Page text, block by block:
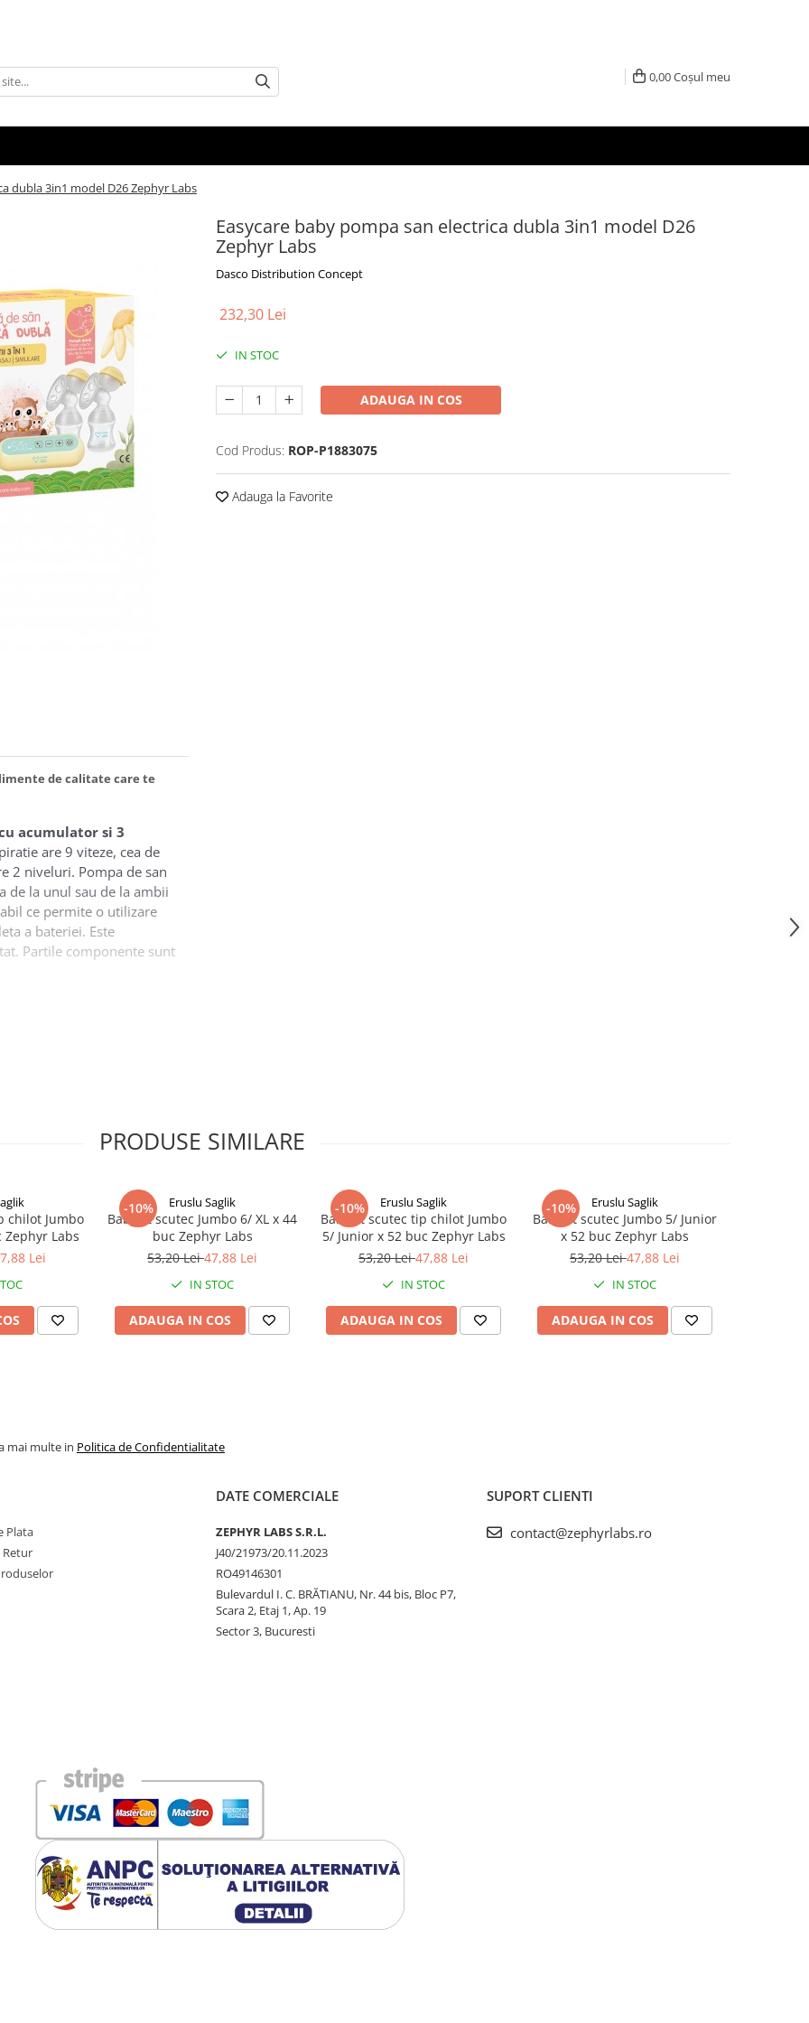
0,00Coșul meu
dubla 3in1 model D26 Zephyr Labs
Easycare baby pompa san electrica dubla 3in1 model D26
Zephyr Labs
Dasco Distribution Concept
232,30 Lei
IN STOC
ADAUGA IN COS
Cod Produs: ROP-P1883075
Adauga la Favorite
de calitate care te
acumulator si 3
are 9 viteze, cea de
2 niveluri. Pompa de san
de la unul sau de la ambii
ce permite o utilizare
a bateriei. Este
Partile componente sunt
san in biberon. O
utilizarii pompei ajuta in
de san electrica
PRODUSE SIMILARE
chilot Jumbo
Labs
Lei
-10% Eruslu Saglik
BabyFit scutec Jumbo 6/ XL x 44
buc Zephyr Labs
53,20 Lei47,88 Lei
IN STOC
ADAUGA IN COS
-10% Eruslu Saglik
BabyFit scutec tip chilot Jumbo
5/ Junior x 52 buc Zephyr Labs
53,20 Lei47,88 Lei
IN STOC
ADAUGA IN COS
-10% Eruslu Saglik
BabyFit scutec Jumbo 5/ Junior
x 52 buc Zephyr Labs
53,20 Lei47,88 Lei
IN STOC
ADAUGA IN COS
mai multe in Politica de Confidentialitate
Plata
Retur
DATE COMERCIALE
ZEPHYR LABS S.R.L.
J40/21973/20.11.2023
RO49146301
Bulevardul I. C. BRĂTIANU, Nr. 44 bis, Bloc P7,
Scara 2, Etaj 1, Ap. 19
Sector 3, Bucuresti
SUPORT CLIENTI
contact@zephyrlabs.ro